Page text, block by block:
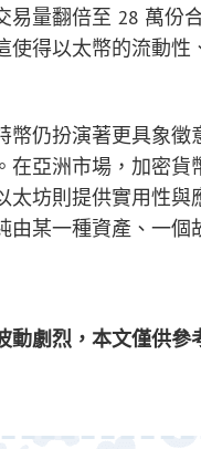
易量翻倍至 28 萬份
使得以太幣的流動
幣仍扮演著更具象
在亞洲市場，加密
太坊則提供實用性
由某一種資產、一個
動劇烈，本文僅供參